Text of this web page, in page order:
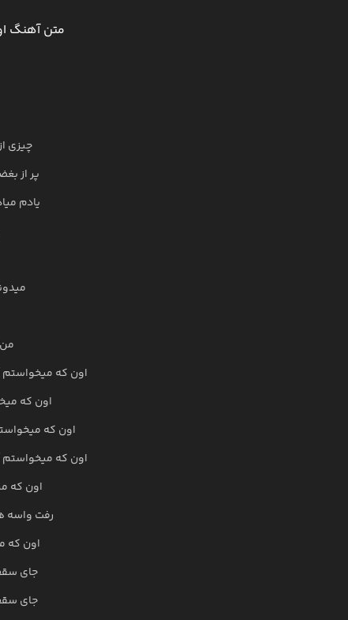
متن آهنگ
چیزی
پر از
یادم
اون که میخواستم
اون که
اون که
اون که میخواستم
اون که
رفت واسه
اون که
جای
جای